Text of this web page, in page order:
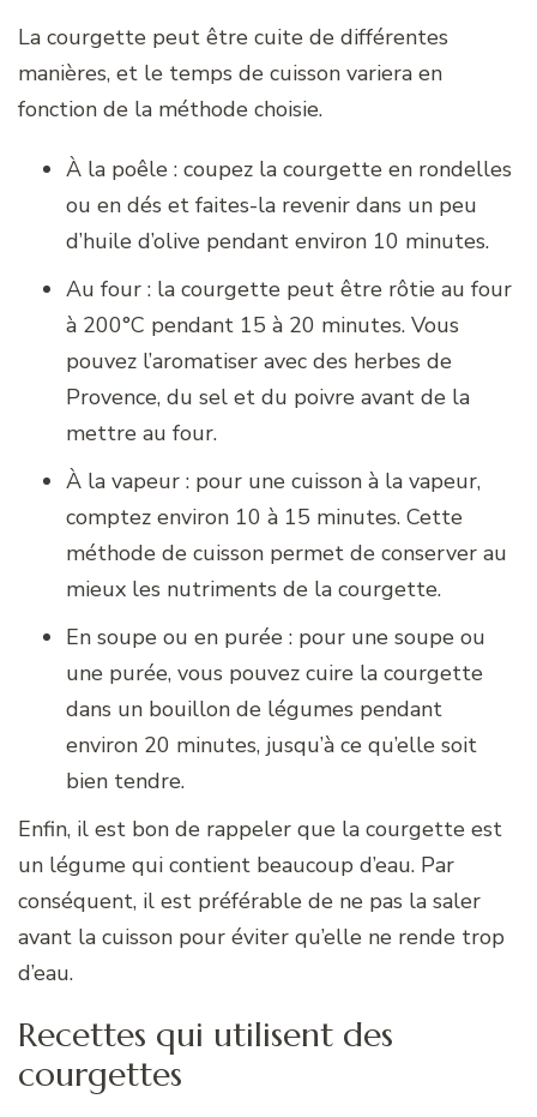
La courgette peut être cuite de différentes
manières, et le temps de cuisson variera en
fonction de la méthode choisie.
À la poêle : coupez la courgette en rondelles
ou en dés et faites-la revenir dans un peu
d’huile d’olive pendant environ 10 minutes.
Au four : la courgette peut être rôtie au four
à 200°C pendant 15 à 20 minutes. Vous
pouvez l’aromatiser avec des herbes de
Provence, du sel et du poivre avant de la
mettre au four.
À la vapeur : pour une cuisson à la vapeur,
comptez environ 10 à 15 minutes. Cette
méthode de cuisson permet de conserver au
mieux les nutriments de la courgette.
En soupe ou en purée : pour une soupe ou
une purée, vous pouvez cuire la courgette
dans un bouillon de légumes pendant
environ 20 minutes, jusqu’à ce qu’elle soit
bien tendre.
Enfin, il est bon de rappeler que la courgette est
un légume qui contient beaucoup d’eau. Par
conséquent, il est préférable de ne pas la saler
avant la cuisson pour éviter qu’elle ne rende trop
d’eau.
Recettes qui utilisent des
courgettes